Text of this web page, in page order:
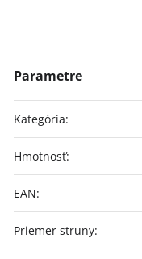
Kategória:
Hmotnosť:
EAN:
Priemer struny: